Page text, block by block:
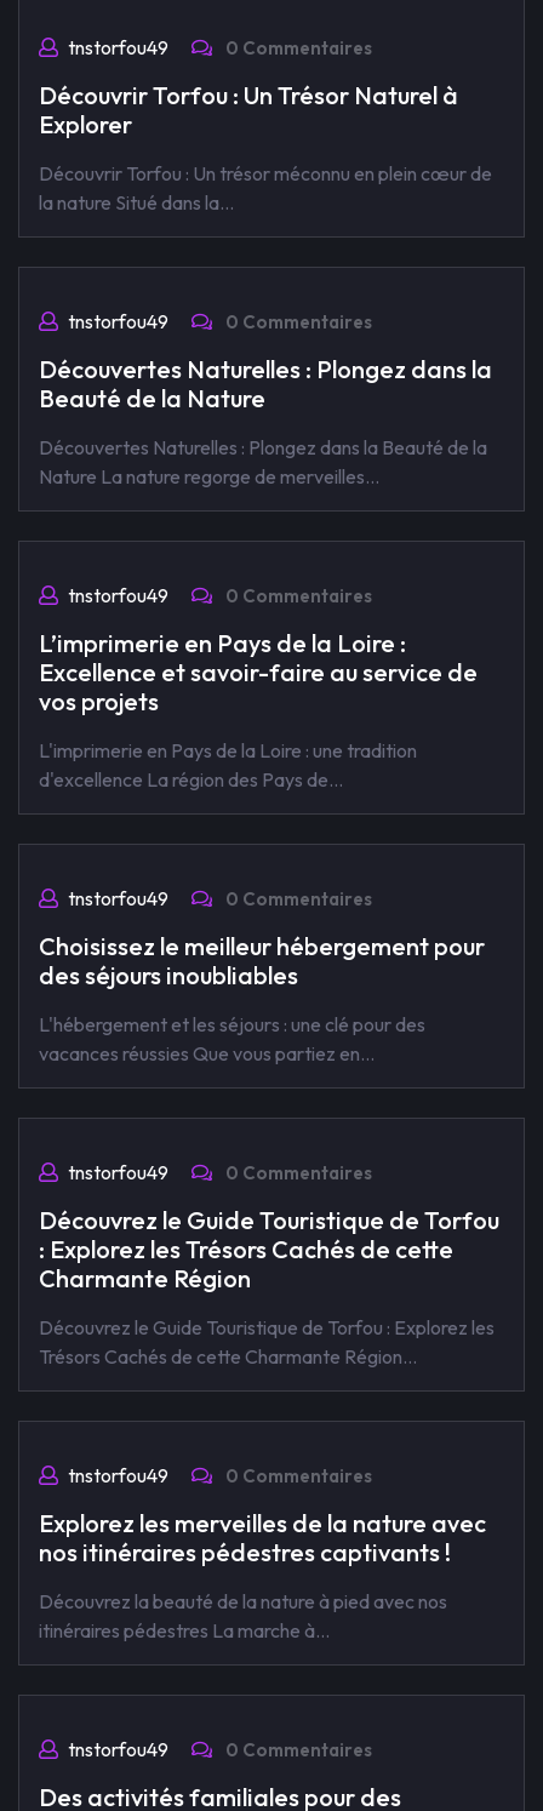
tnstorfou49 0 Commentaires
Découvrir Torfou : Un Trésor Naturel à
Explorer
Découvrir Torfou : Un trésor méconnu en plein cœur de
la nature Situé dans la…
tnstorfou49 0 Commentaires
Découvertes Naturelles : Plongez dans la
Beauté de la Nature
Découvertes Naturelles : Plongez dans la Beauté de la
Nature La nature regorge de merveilles…
tnstorfou49 0 Commentaires
L’imprimerie en Pays de la Loire :
Excellence et savoir-faire au service de
vos projets
L'imprimerie en Pays de la Loire : une tradition
d'excellence La région des Pays de…
tnstorfou49 0 Commentaires
Choisissez le meilleur hébergement pour
des séjours inoubliables
L'hébergement et les séjours : une clé pour des
vacances réussies Que vous partiez en…
tnstorfou49 0 Commentaires
Découvrez le Guide Touristique de Torfou
: Explorez les Trésors Cachés de cette
Charmante Région
Découvrez le Guide Touristique de Torfou : Explorez les
Trésors Cachés de cette Charmante Région…
tnstorfou49 0 Commentaires
Explorez les merveilles de la nature avec
nos itinéraires pédestres captivants !
Découvrez la beauté de la nature à pied avec nos
itinéraires pédestres La marche à…
tnstorfou49 0 Commentaires
Des activités familiales pour des